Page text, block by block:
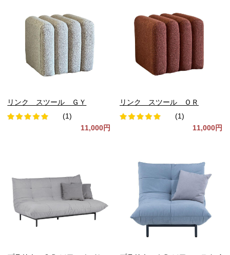
リンク スツール ＧＹ
(1)
11,000円
リンク スツール ＯＲ
(1)
11,000円